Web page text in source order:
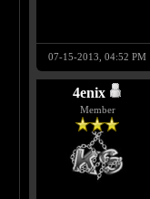
07-15-2013, 04:52 PM
4enix
Member